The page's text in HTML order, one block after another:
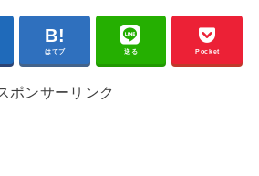
はてブ 送る Pocket
ポンサーリンク